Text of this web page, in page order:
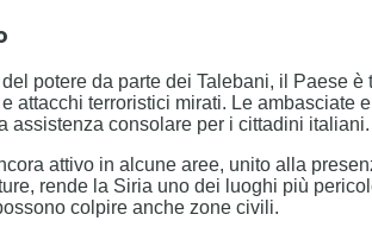
potere da parte dei Talebani, il Paese è
attacchi terroristici mirati. Le ambasciate
assistenza consolare per i cittadini italiani.
attivo in alcune aree, unito alla
rende la Siria uno dei luoghi più
colpire anche zone civili.